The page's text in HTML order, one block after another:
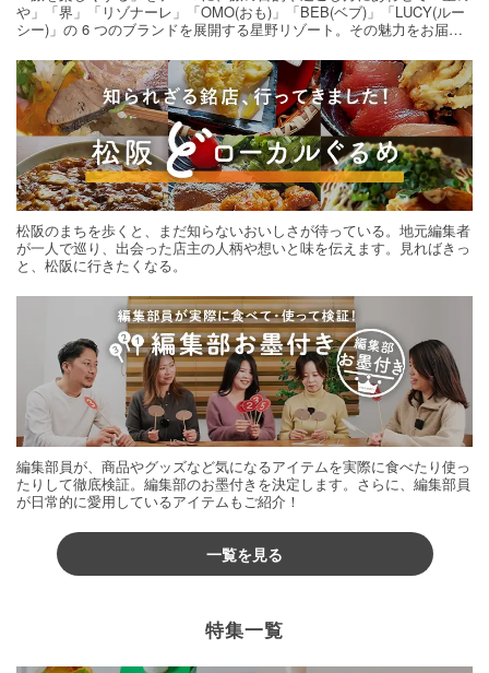
や」「界」「リゾナーレ」「OMO(おも)」「BEB(ベブ)」「LUCY(ルー
シー)」の 6 つのブランドを展開する星野リゾート。その魅力をお届け
松阪のまちを歩くと、まだ知らないおいしさが待っている。地元編集者
が一人で巡り、出会った店主の人柄や想いと味を伝えます。見ればきっ
と、松阪に行きたくなる。
編集部員が、商品やグッズなど気になるアイテムを実際に食べたり使っ
たりして徹底検証。編集部のお墨付きを決定します。さらに、編集部員
が日常的に愛用しているアイテムもご紹介！
一覧を見る
特集一覧